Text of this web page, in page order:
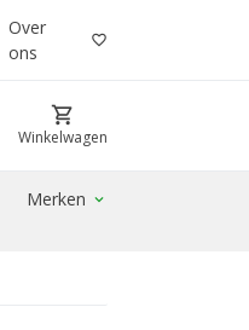
Over
ons
favorite_border
shopping_cart
Winkelwagen
Merken expand_more